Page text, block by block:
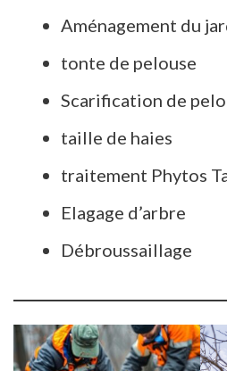
Aménagement du
tonte de pelouse
Scarification de
taille de haies
traitement Phytos
Elagage d’arbre
Débroussaillage